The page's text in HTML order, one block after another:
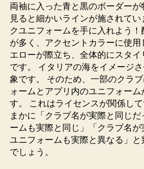
両袖に入った青と黒のボーダーが
見ると細かいラインが施されてい
クユニフォームを手に入れよう
が多く、アクセントカラーに使用
エローが際立ち、全体的にスタ
です。 イタリアの海をイメージ
象です。 そのため、一部のクラ
ォームとアプリ内のユニフォーム
す。 これはライセンスが関係し
まかに「クラブ名が実際と同じだ
ームも実際と同じ」「クラブ名
ユニフォームも実際と異なる」
でしょう。